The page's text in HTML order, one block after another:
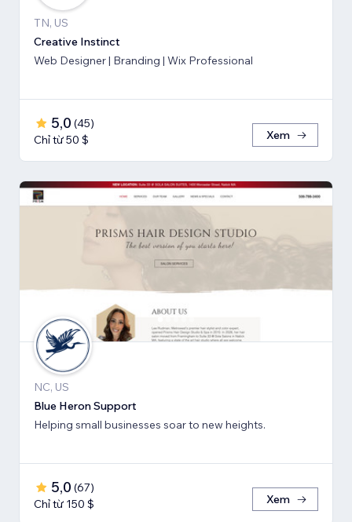
TN, US
Creative Instinct
Web Designer | Branding | Wix Professional
5,0 (45)
Chỉ từ 50 $
Xem
NC, US
Blue Heron Support
Helping small businesses soar to new heights.
5,0 (67)
Chỉ từ 150 $
Xem